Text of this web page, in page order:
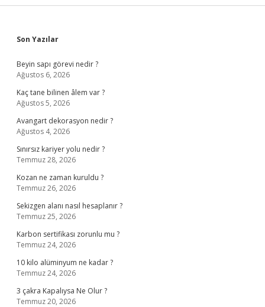
Sidebar
Son Yazılar
Beyin sapı görevi nedir ?
Ağustos 6, 2026
Kaç tane bilinen âlem var ?
Ağustos 5, 2026
Avangart dekorasyon nedir ?
Ağustos 4, 2026
Sınırsız kariyer yolu nedir ?
Temmuz 28, 2026
Kozan ne zaman kuruldu ?
Temmuz 26, 2026
Sekizgen alanı nasıl hesaplanır ?
Temmuz 25, 2026
Karbon sertifikası zorunlu mu ?
Temmuz 24, 2026
10 kilo alüminyum ne kadar ?
Temmuz 24, 2026
3 çakra Kapalıysa Ne Olur ?
Temmuz 20, 2026